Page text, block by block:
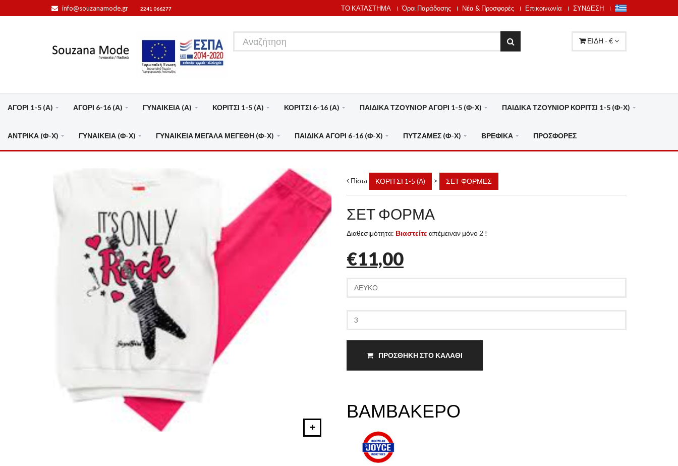
info@souzanamode.gr 2241 066277 ΤΟ ΚΑΤΑΣΤΗΜΑ Όροι Παράδοσης Νέα & Προσφορές Επικοινωνία ΣΥΝΔΕΣΗ
ΕΙΔΗ - €
ΑΓΟΡΙ 1-5 (Α) ΑΓΟΡΙ 6-16 (Α) ΓΥΝΑΙΚΕΙΑ (Α) ΚΟΡΙΤΣΙ 1-5 (Α) ΚΟΡΙΤΣΙ 6-16 (Α) ΠΑΙΔΙΚΑ ΤΖΟΥΝΙΟΡ ΑΓΟΡΙ 1-5 (Φ-Χ) ΠΑΙΔΙΚΑ ΤΖΟΥΝΙΟΡ ΚΟΡΙΤΣΙ 1-5 (Φ-Χ)
ΑΝΤΡΙΚΑ (Φ-Χ) ΓΥΝΑΙΚΕΙΑ (Φ-Χ) ΓΥΝΑΙΚΕΙΑ ΜΕΓΑΛΑ ΜΕΓΕΘΗ (Φ-Χ) ΠΑΙΔΙΚΑ ΑΓΟΡΙ 6-16 (Φ-Χ) ΠΥΤΖΑΜΕΣ (Φ-Χ) ΒΡΕΦΙΚΑ ΠΡΟΣΦΟΡΕΣ
Πίσω ΚΟΡΙΤΣΙ 1-5 (Α) > ΣΕΤ ΦΟΡΜΕΣ
ΣΕΤ ΦΟΡΜΑ
Διαθεσιμότητα: Βιαστείτεαπέμειναν μόνο 2 !
€11,00
ΠΡΟΣΘΗΚΗ ΣΤΟ ΚΑΛΑΘΙ
ΒΑΜΒΑΚΕΡΟ